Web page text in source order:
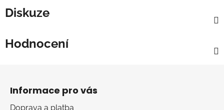
Diskuze
Hodnocení
Informace pro vás
Doprava a platba